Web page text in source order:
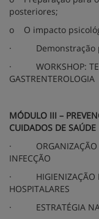
posteriores;
o
O impacto
·
·
WORKSHOP:
GASTRENTEROLOGIA
MÓDULO III –
CUIDADOS DE SAÚDE
·
INFECÇÃO
·
HIGIENIZAÇÃO
HOSPITALARES
·
ESTRATÉGIA